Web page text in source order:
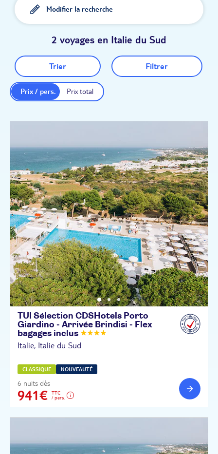
Modifier la recherche
2 voyages en Italie du Sud
Trier Filtrer
Prix total
Prix / pers.
TUI Sélection CDSHotels Porto
Giardino - Arrivée Brindisi - Flex
bagages inclus
Italie, Italie du Sud
CLASSIQUE NOUVEAUTÉ
6 nuits dès
941€
TTC
/ pers.